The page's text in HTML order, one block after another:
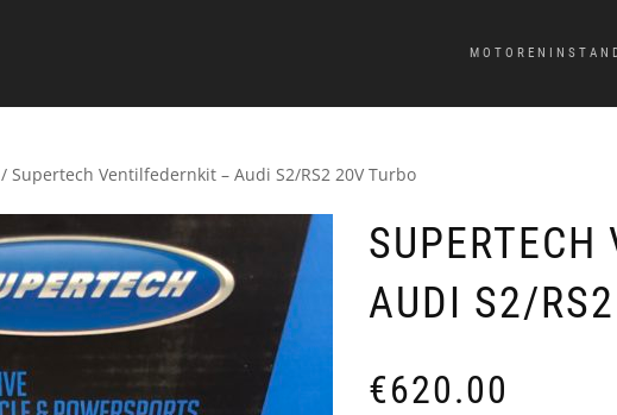
/ Supertech Ventilfedernkit – Audi S2/RS2 20V Turbo
AUDI S2/
€620.00